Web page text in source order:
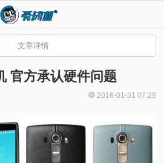
文章详情
官方承认硬件问题
2016-01-31 07:29